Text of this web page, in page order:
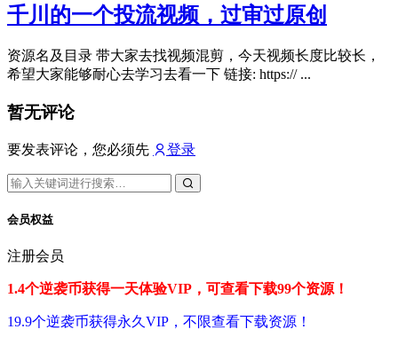
千川的一个投流视频，过审过原创
资源名及目录 带大家去找视频混剪，今天视频长度比较长，
希望大家能够耐心去学习去看一下 链接: https:// ...
暂无评论
要发表评论，您必须先 登录
会员权益
注册会员
1.4个逆袭币获得一天体验VIP，可查看下载99个资源！
19.9个逆袭币获得永久VIP，不限查看下载资源！